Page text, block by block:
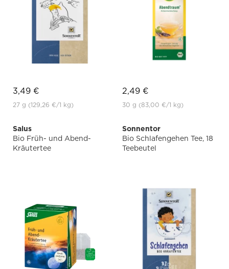
3,49 €
27 g (129,26 €/1 kg)
2,49 €
30 g (83,00 €/1 kg)
Salus
Bio Früh- und Abend-
Kräutertee
Sonnentor
Bio Schlafengehen Tee, 18
Teebeutel